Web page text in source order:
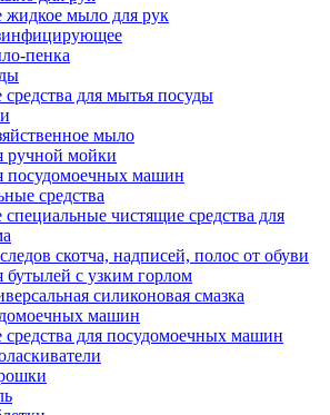
жидкое мыло для рук
пенка
средства для мытья посуды
мыло
ручной мойки
посудомоечных машин
средства
специальные чистящие средства для
скотча, надписей, полос от обуви
бутылей с узким горлом
силиконовая смазка
машин
средства для посудомоечных машин